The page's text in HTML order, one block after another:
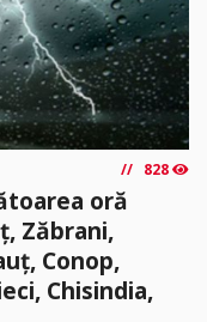
828
oră
Zăbrani,
Conop,
Chisindia,